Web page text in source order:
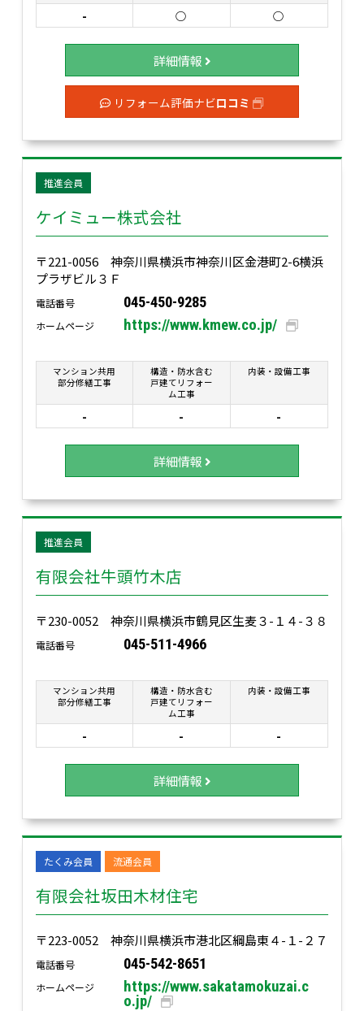
- ○ ○
詳細情報
リフォーム評価ナビ口コミ
ケイミュー株式会社
推進会員
〒221-0056 神奈川県横浜市神奈川区金港町2-6横浜
プラザビル３Ｆ
電話番号 045-450-9285
ホームページ https://www.kmew.co.jp/
マンション共用
部分修繕工事
構造・防水含む
戸建てリフォー
ム工事
内装・設備工事
- - -
詳細情報
有限会社牛頭竹木店
推進会員
〒230-0052 神奈川県横浜市鶴見区生麦３-１４-３８
電話番号 045-511-4966
マンション共用
部分修繕工事
構造・防水含む
戸建てリフォー
ム工事
内装・設備工事
- - -
詳細情報
有限会社坂田木材住宅
たくみ会員 流通会員
〒223-0052 神奈川県横浜市港北区綱島東４-１-２７
電話番号 045-542-8651
ホームページ
https://www.sakatamokuzai.c
o.jp/